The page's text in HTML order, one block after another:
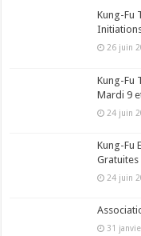
Kung-Fu
26 juin
Kung-Fu
Mardi 9
24 juin
Kung-Fu
Gratuites
24 juin
31